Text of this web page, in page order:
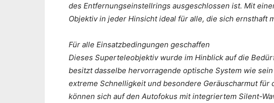
des Entfernungseinstellrings ausgeschlossen ist. Mit
Objektiv in jeder Hinsicht ideal für alle, die sich ernsthaft
Für alle Einsatzbedingungen geschaffen
Dieses Superteleobjektiv wurde im Hinblick auf die
besitzt dasselbe hervorragende optische System wie
extreme Schnelligkeit und besondere Geräuscharmut für
können sich auf den Autofokus mit integriertem Silent-